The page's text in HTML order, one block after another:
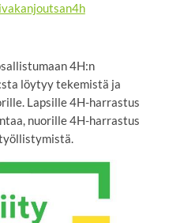
4H:n
löytyy tekemistä ja
Lapsille 4H-harrastus
nuorille 4H-harrastus